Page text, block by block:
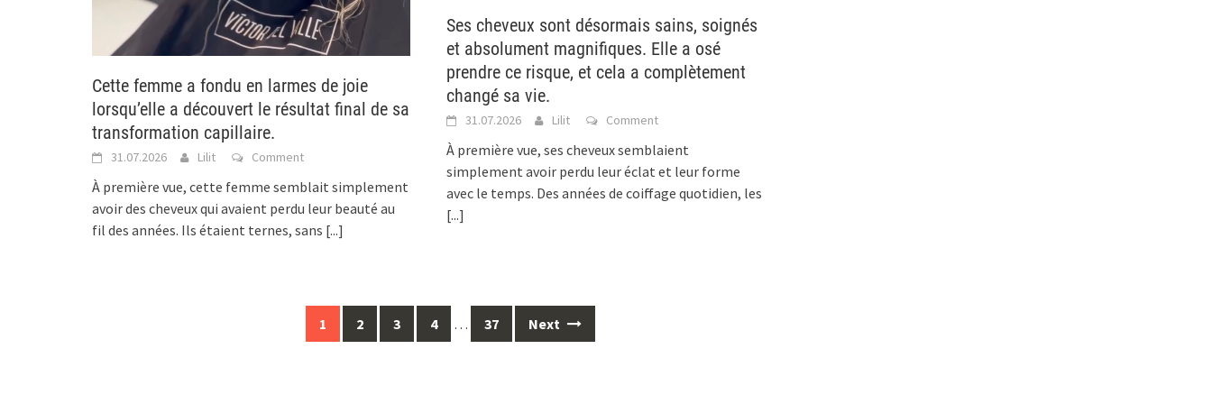
Cette femme a fondu en larmes de joie
lorsqu’elle a découvert le résultat final de sa
transformation capillaire.
31.07.2026 Lilit Comment
À première vue, cette femme semblait simplement
avoir des cheveux qui avaient perdu leur beauté au
fil des années. Ils étaient ternes, sans [...]
Ses cheveux sont désormais sains, soignés
et absolument magnifiques. Elle a osé
prendre ce risque, et cela a complètement
changé sa vie.
31.07.2026 Lilit Comment
À première vue, ses cheveux semblaient
simplement avoir perdu leur éclat et leur forme
avec le temps. Des années de coiffage quotidien, les
[...]
1 2 3 4 … 37 Next